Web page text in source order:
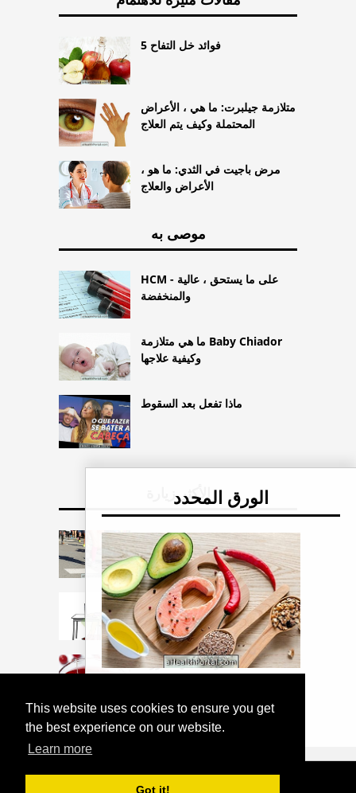
This website uses cookies to ensure you get
the best experience on our website.
Learn more
Got it!
الورق المحدد
5 فوائد خل التفاح
متلازمة جيلبرت: ما هي ، الأعراض
المحتملة وكيف يتم العلاج
مرض باجيت في الثدي: ما هو ،
الأعراض والعلاج
موصى به
HCM - على ما يستحق ، عالية
والمنخفضة
ما هي متلازمة Baby Chiador
وكيفية علاجها
ماذا تفعل بعد السقوط
الأكثر زيارة
جوارب ضغط للجري - معرفة ما
هو عليه
كيفية الحصول على الموقف
الصحيح لتجنب البطن
6 فوائد شاي الكرز
COPYRIGHT 2026
HTTPS://THELIGHTLIFEBLOG.COM